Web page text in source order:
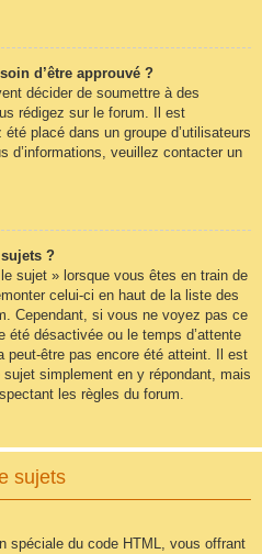
d’être approuvé ?
décider de soumettre à des
rédigez sur le forum. Il est
placé dans un groupe d’utilisateurs
d’informations, veuillez contacter un
?
sujet » lorsque vous êtes en train de
celui-ci en haut de la liste des
Cependant, si vous ne voyez pas ce
été désactivée ou le temps d’attente
peut-être pas encore été atteint. Il est
simplement en y répondant, mais
les règles du forum.
sujets
spéciale du code HTML, vous offrant